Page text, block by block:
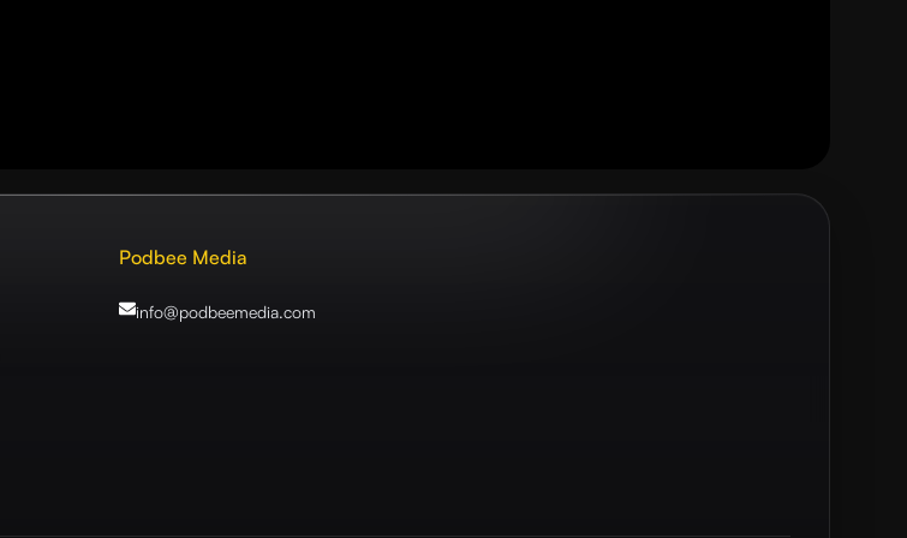
Podbee Media
info@podbeemedia.com